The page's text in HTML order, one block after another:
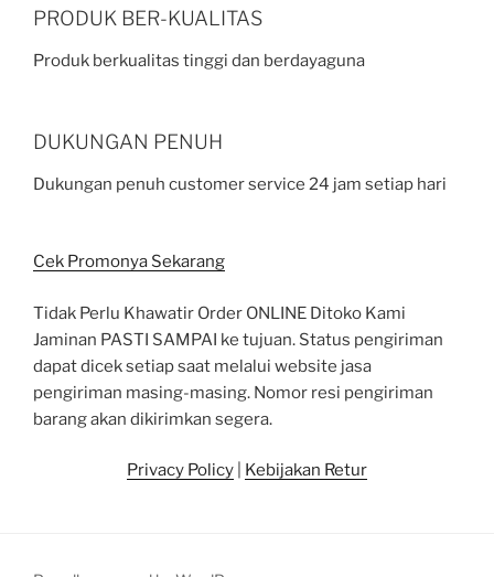
PRODUK BER-KUALITAS
Produk berkualitas tinggi dan berdayaguna
DUKUNGAN PENUH
Dukungan penuh customer service 24 jam setiap hari
Cek Promonya Sekarang
Tidak Perlu Khawatir Order ONLINE Ditoko Kami
Jaminan PASTI SAMPAI ke tujuan. Status pengiriman
dapat dicek setiap saat melalui website jasa
pengiriman masing-masing. Nomor resi pengiriman
barang akan dikirimkan segera.
Privacy Policy Kebijakan Retur